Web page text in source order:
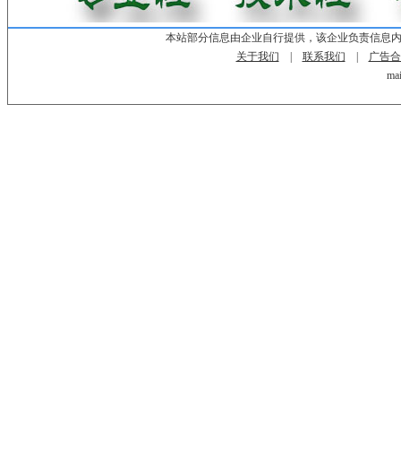
本站部分信息由企业自行提供，该企业负责信息
关于我们
联系我们
广告